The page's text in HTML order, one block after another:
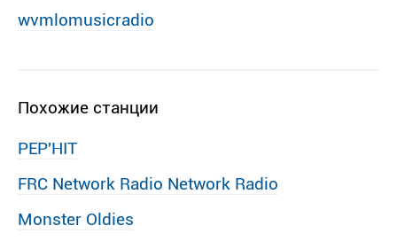
wvmlomusicradio
Похожие станции
PEP′HIT
FRC Network Radio Network Radio
Monster Oldies